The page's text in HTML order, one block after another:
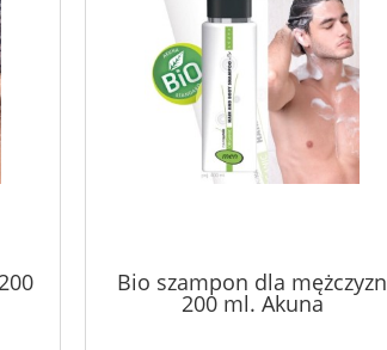
Bio szampon dla mężczyzn
200 ml. Akuna